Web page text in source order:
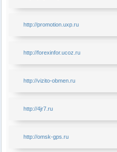
http://promotion.uxp.ru
http://forexinfor.ucoz.ru
http://vizito-obmen.ru
http://4jr7.ru
http://omsk-gps.ru